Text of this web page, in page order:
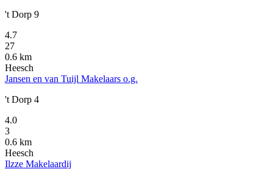
't Dorp 9
4.7
27
0.6 km
Heesch
Jansen en van Tuijl Makelaars o.g.
't Dorp 4
4.0
3
0.6 km
Heesch
Ilzze Makelaardij